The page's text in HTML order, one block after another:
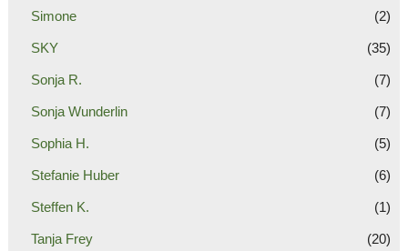
Simone (2)
SKY (35)
Sonja R. (7)
Sonja Wunderlin (7)
Sophia H. (5)
Stefanie Huber (6)
Steffen K. (1)
Tanja Frey (20)